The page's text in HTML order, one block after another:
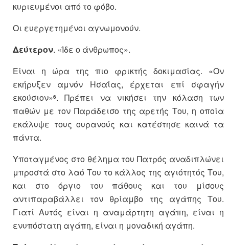
κυριευμένοι από το φόβο.
Οι ευεργετημένοι αγνωμονούν.
Δεύτερον. «Ίδε ο άνθρωπος».
Είναι η ώρα της πιο φρικτής δοκιμασίας. «Ον
εκήρυξεν αμνόν Ησαΐας, έρχεται επί σφαγήν
εκούσιον»6. Πρέπει να νικήσει την κόλαση των
παθών με τον Παράδεισο της αρετής Του, η οποία
εκάλυψε τους ουρανούς και κατέστησε καινά τα
πάντα.
Υποταγμένος στο θέλημα του Πατρός αναδιπλώνει
μπροστά στο λαό Του το κάλλος της αγιότητός Του,
και στο όργιο του πάθους και του μίσους
αντιπαραβάλλει τον θρίαμβο της αγάπης Του.
Γιατί Αυτός είναι η αναμάρτητη αγάπη, είναι η
ενυπόστατη αγάπη, είναι η μοναδική αγάπη.